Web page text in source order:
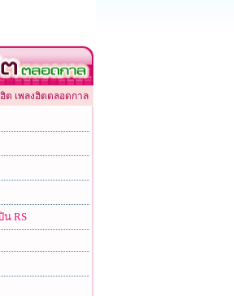
ฮิต เพลงฮิตตลอดกาล
น RS